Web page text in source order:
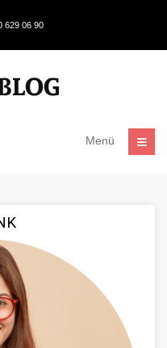
629 06 90
Menü